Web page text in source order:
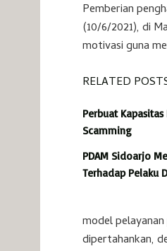
Pemberian
(10/6/2021), di
motivasi guna
RELATED
Perbuat
Scamming
PDAM Sidoarjo
Terhadap Pelaku
model
dipertahankan,